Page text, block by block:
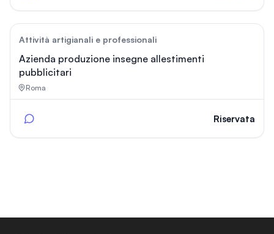
Attività artigianali e professionali
Azienda produzione insegne allestimenti
pubblicitari
Roma
Riservata